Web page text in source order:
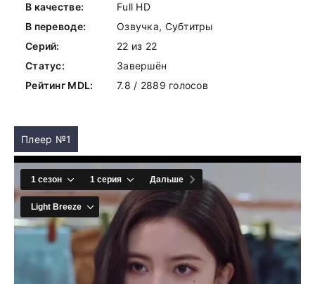
В качестве:
Full HD
В переводе:
Озвучка, Субтитры
Серий:
22 из 22
Статус:
Завершён
Рейтинг MDL:
7.8 / 2889 голосов
Плеер №1